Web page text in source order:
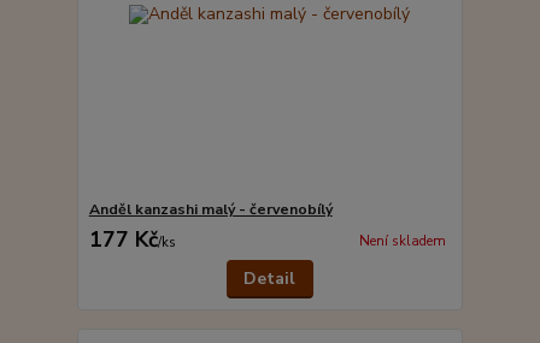
Anděl kanzashi malý - červenobílý
177 Kč/ks Není skladem
Detail